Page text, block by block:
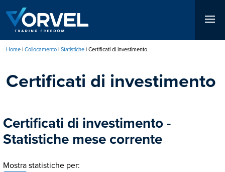
contenuto
principale
di
Home Collocamento Statistiche Certificati di investimento
Certificati di investimento
Certificati di investimento -
Statistiche mese corrente
Mostra statistiche per: